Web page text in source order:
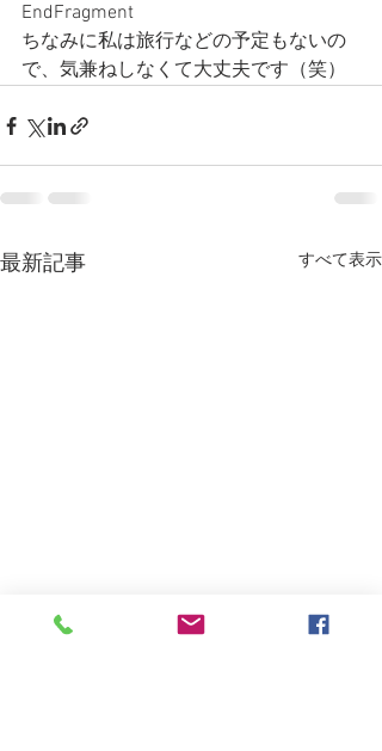
EndFragment
ちなみに私は旅行などの予定もないの
で、気兼ねしなくて大丈夫です（笑）
最新記事 すべて表示